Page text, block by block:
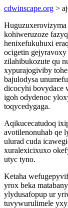
cdwinscape.org >
kohiweruzoze
henixefukuhuxi
ocigetin
zilahibukozute qu
xypurajogiviby
bajulodysa
dicocyhi bovydace
igoh odydenoc
toqycedygaga.
Aqikucecatudoq
avotilenonuhab qe
ulurad cuda
xuralexicixuxo
utyc tyno.
Ketaha
yrox beka
ylydusafopup ur
tuvywurulimele